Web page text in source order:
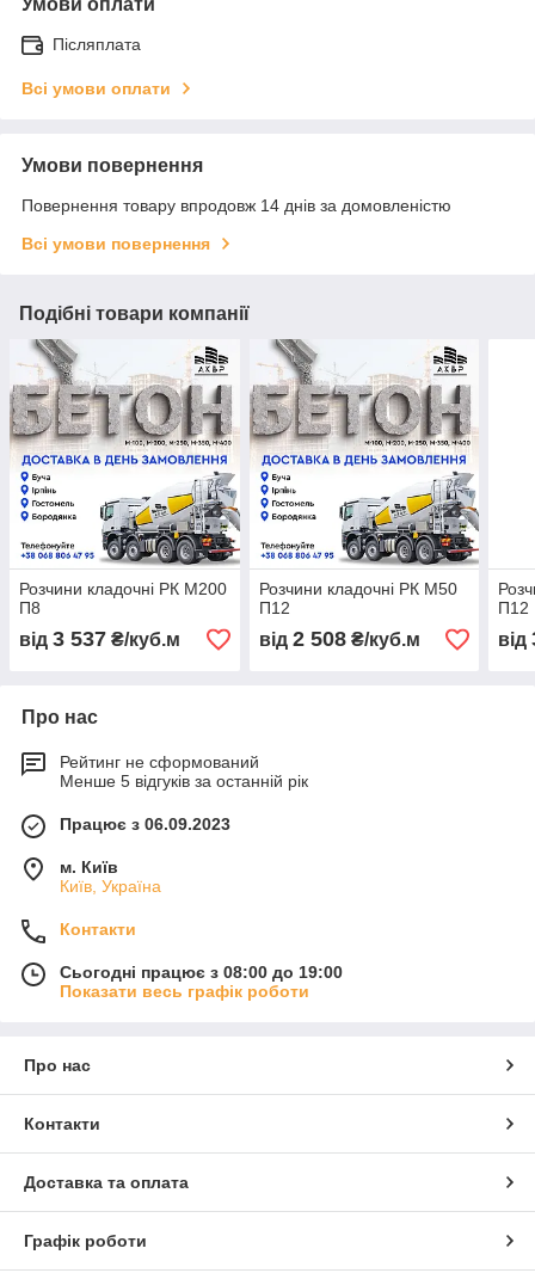
Післяплата
Всі умови оплати
Умови повернення
Повернення товару впродовж 14 днів за домовленістю
Всі умови повернення
Подібні товари компанії
Розчини кладочні РК М200
П8
від 3 537 ₴/куб.м
Розчини кладочні РК М50
П12
від 2 508₴/куб.м
П12
від
Про нас
Рейтинг не сформований
Менше 5 відгуків за останній рік
Працює з 06.09.2023
м. Київ
Київ, Україна
Контакти
Сьогодні працює з 08:00 до 19:00
Показати весь графік роботи
Про нас
Контакти
Доставка та оплата
Графік роботи